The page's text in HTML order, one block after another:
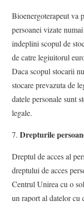
Bioenergoterapeut va
persoanei vizate
indeplini scopul de
de catre legiuitorul
Daca scopul stocarii
stocare prevazuta de
datele personale sunt
legale.
Drepturile
Dreptul de acces al
dreptului de acces
Centrul Unirea cu o
un raport al datelor cu